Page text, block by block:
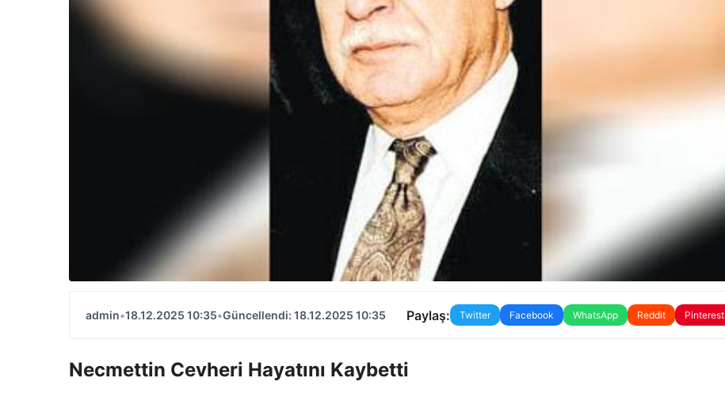
admin•18.12.2025 10:35•Güncellendi: 18.12.2025 10:35 Paylaş: Twitter Facebook WhatsApp Reddit Pinterest
Necmettin Cevheri Hayatını Kaybetti